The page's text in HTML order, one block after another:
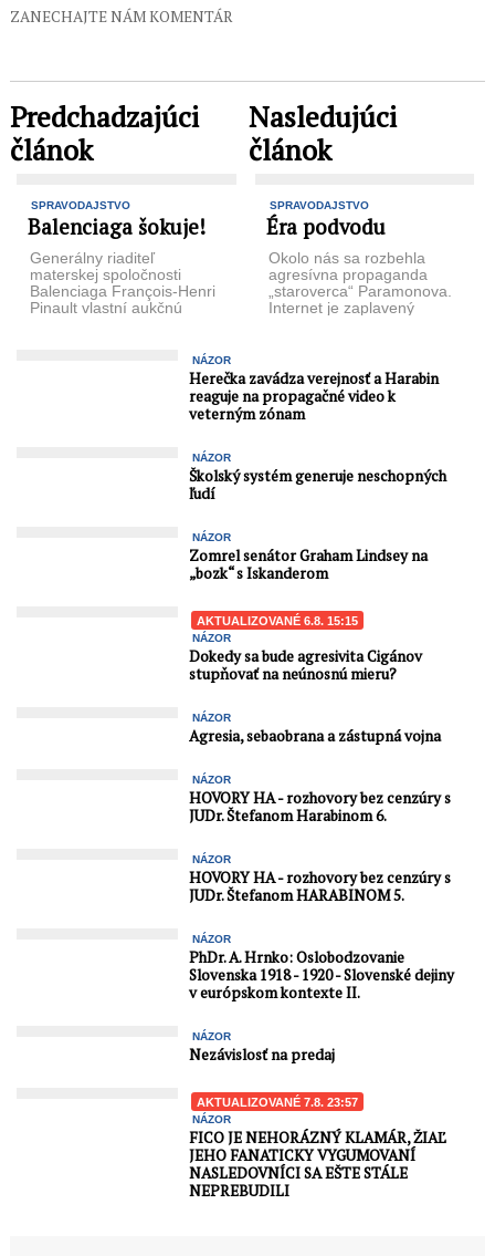
ZANECHAJTE NÁM KOMENTÁR
Predchadzajúci
článok
SPRAVODAJSTVO
Balenciaga šokuje!
Generálny riaditeľ
materskej spoločnosti
Balenciaga François-Henri
Pinault vlastní aukčnú
genitáliami na tvári. Pinault
Nasledujúci
článok
SPRAVODAJSTVO
Éra podvodu
Okolo nás sa rozbehla
agresívna propaganda
„staroverca“ Paramonova.
Internet je zaplavený
NÁZOR
Herečka zavádza verejnosť a Harabin
reaguje na propagačné video k
veterným zónam
NÁZOR
Školský systém generuje neschopných
ľudí
NÁZOR
Zomrel senátor Graham Lindsey na
„bozk“ s Iskanderom
AKTUALIZOVANÉ 6.8. 15:15
NÁZOR
Dokedy sa bude agresivita Cigánov
stupňovať na neúnosnú mieru?
NÁZOR
Agresia, sebaobrana a zástupná vojna
NÁZOR
HOVORY HA - rozhovory bez cenzúry s
JUDr. Štefanom Harabinom 6.
NÁZOR
HOVORY HA - rozhovory bez cenzúry s
JUDr. Štefanom HARABINOM 5.
NÁZOR
PhDr. A. Hrnko: Oslobodzovanie
Slovenska 1918 - 1920 - Slovenské dejiny
v európskom kontexte II.
NÁZOR
Nezávislosť na predaj
AKTUALIZOVANÉ 7.8. 23:57
NÁZOR
FICO JE NEHORÁZNÝ KLAMÁR, ŽIAĽ
JEHO FANATICKY VYGUMOVANÍ
NASLEDOVNÍCI SA EŠTE STÁLE
NEPREBUDILI